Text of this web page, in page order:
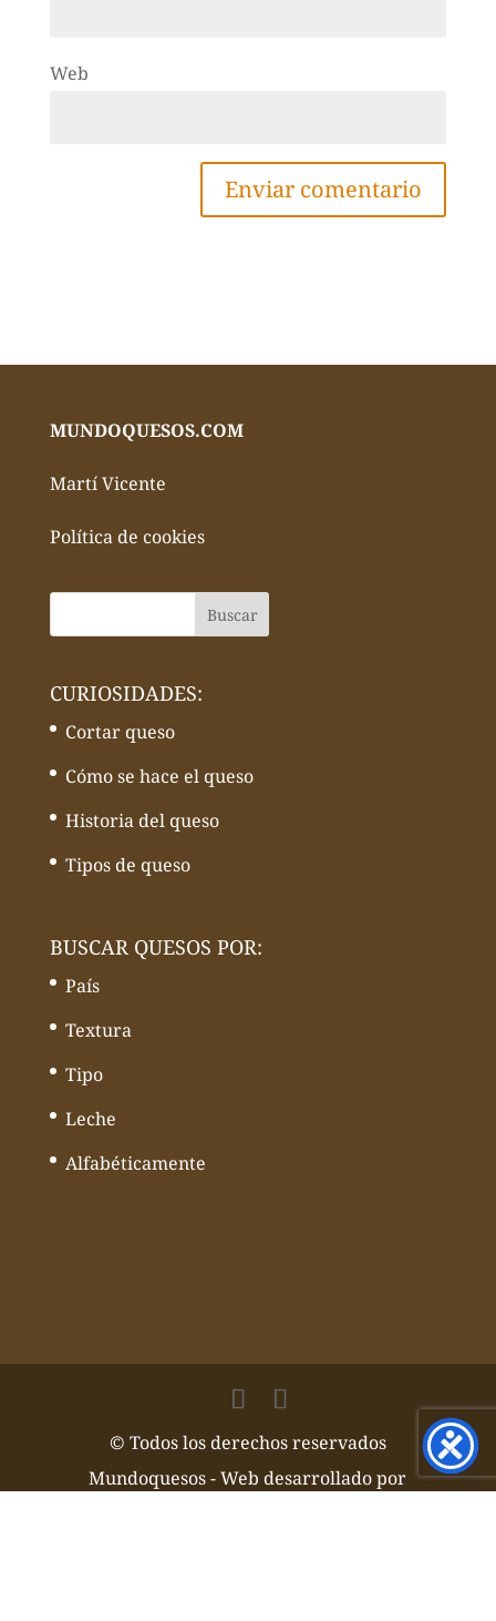
Web
MUNDOQUESOS.COM
Martí Vicente
Política de cookies
CURIOSIDADES:
Cortar queso
Cómo se hace el queso
Historia del queso
Tipos de queso
BUSCAR QUESOS POR:
País
Textura
Tipo
Leche
Alfabéticamente
© Todos los derechos reservados
Mundoquesos - Web desarrollado por